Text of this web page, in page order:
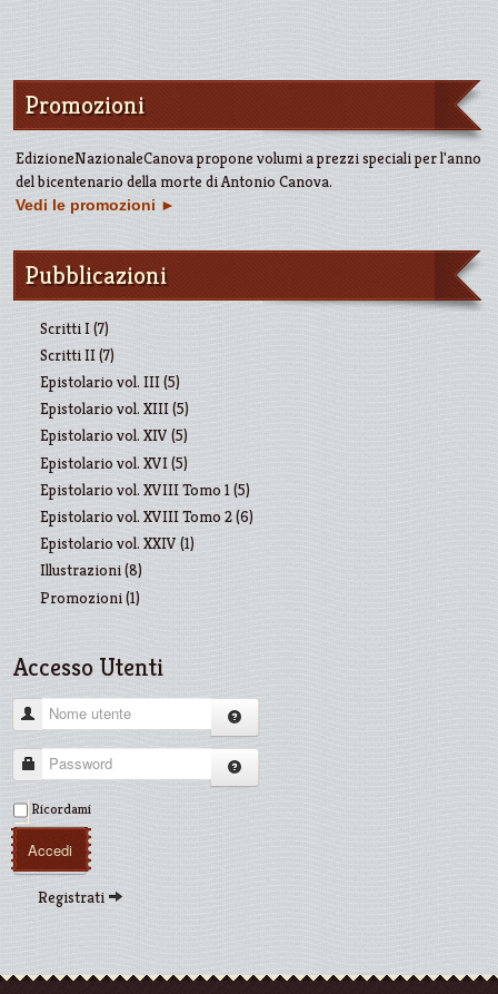
Promozioni
EdizioneNazionaleCanova propone volumi a prezzi speciali per l'anno
del bicentenario della morte di Antonio Canova.
Vedi le promozioni ►
Pubblicazioni
Scritti I (7)
Scritti II (7)
Epistolario vol. III (5)
Epistolario vol. XIII (5)
Epistolario vol. XIV (5)
Epistolario vol. XVI (5)
Epistolario vol. XVIII Tomo 1 (5)
Epistolario vol. XVIII Tomo 2 (6)
Epistolario vol. XXIV (1)
Illustrazioni (8)
Promozioni (1)
Accesso Utenti
Nome utente
Password
Ricordami
Accedi
Registrati